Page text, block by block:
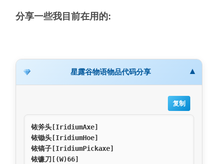
分享一些我目前在用的:
星露谷物语物品代码分享 ▼
复制
铱斧头[IridiumAxe]
铱锄头[IridiumHoe]
铱镐子[IridiumPickaxe]
铱镰刀[(W)66]